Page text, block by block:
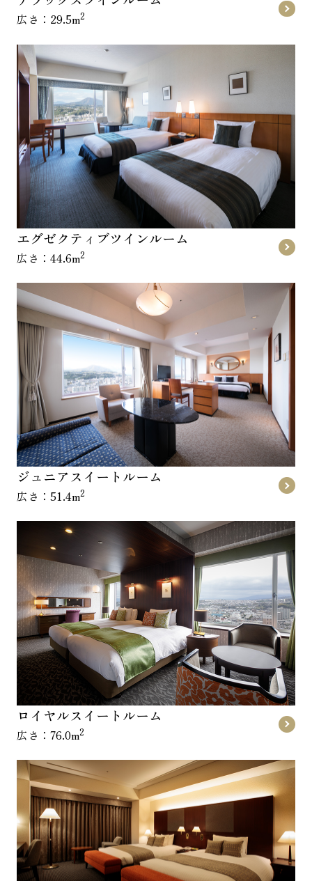
広さ：29.5m2
エグゼクティブツインルーム
広さ：44.6m2
ジュニアスイートルーム
広さ：51.4m2
ロイヤルスイートルーム
広さ：76.0m2